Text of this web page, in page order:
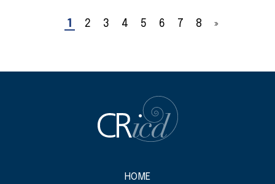
1 2 3 4 5 6 7 8 »
HOME